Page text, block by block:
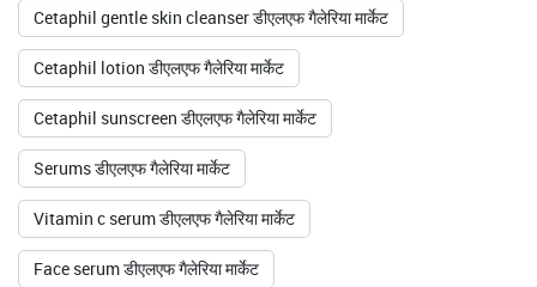
Cetaphil gentle skin cleanser डीएलएफ गैलेरिया मार्केट
Cetaphil lotion डीएलएफ गैलेरिया मार्केट
Cetaphil sunscreen डीएलएफ गैलेरिया मार्केट
Serums डीएलएफ गैलेरिया मार्केट
Vitamin c serum डीएलएफ गैलेरिया मार्केट
Face serum डीएलएफ गैलेरिया मार्केट